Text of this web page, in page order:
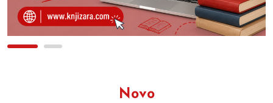
Novo